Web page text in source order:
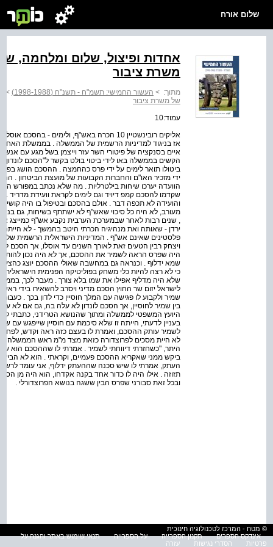
שלום אורח
אחדות ופיצול, שלום ומלחמה,
משרת ציבור
מתוך: > העשור החמישי: תשמ"ח - תשנ"ח (1998-1988) >
של משרת ציבור
עמוד:10
אליקים רובינשטיין 10 הכרה באש"ף, ולימים
אז בניגוד למדיניות הרשמית של הממשלה . בממשלת
איים בסנקציה של פיטורי השר עזר וייצמן בשל מגע עם
ביטולו תואר לימים על ידי פרס כהחמצה . ההסכם הושג
ידי מזכיר האו"ם והחברות הקבועות של מועצת הביטחון .
הוועדה יערכו שיחות בילטרליות . מה שלא נכתב במפורש
שקדמו להסכם קמפ דיויד וגם לימים לקראת וועידת מדריד
והועידה לא תכפה דבר . אולם בהסכם ובטיפול בו היה
, שנים רבות לאחר שבמערכת הערבית נקבע אש"ף כמייצג את
ירדן - שאותה ואת מנהיגיה הכרתי היטב בהמשך - לא הייתה
פלסטינים שאינם אש"ף . המדיניות הישראלית הרשמית
ויצחק רבין הטעים זאת לאורך השנים עד אוסלו, אך הסכם
היה שפרס הראה לשמיר את ההסכם, אך לא היה נכון להותיר
שמא ידלוף . וכנראה גם במחשבה שאולי ההסכם יוצג כהצעה
כי לא רצה להיות כלי משחק בפוליטיקה הפנימית הישראלית
שלא היה מדליף אפילו את שמו בלא צורך . מעבר לכך,
לישראל יזום שר החוץ הסכם מדיני ויסרב להשאירו בידי
היועץ המשפטי לממשלה ומתוך שהנושא הטרידני, כתבתי
בעניין לדעתי, הייתה זו שלא סיכמת עם חוסיין שייפגש
לשמיר עותק ההסכם, ואמרת לו בעצם כזה ראה וקדש,
לא היית מסכים לפרוצדורה כזאת מצד מ"מ ראש הממשלה
היתר, "כשחזרתי דיווחתי לשמיר . אמרתי לו שההסכם הוא
ביקש ממני שאקריא ההסכם פעמיים, וקראתי . הוא לא הביע
העתק, אמרתי לו שיש סכנה שההעתק ידלוף, אני עומד
תזוזה . אילו היה לו כדור אחד בקנה אקדחו, הוא היה מן
ובכל זאת סבורני שפרס הבין ששגה בנושא הפרוצדורלי .
© מטח - המרכז לטכנולוגיה חינוכית
אינדקס הספרים
תקנון הספרייה על הספרייה
תנאי שימוש באתר והגנה על
פרטיות
הסדרי נגישות עזרה